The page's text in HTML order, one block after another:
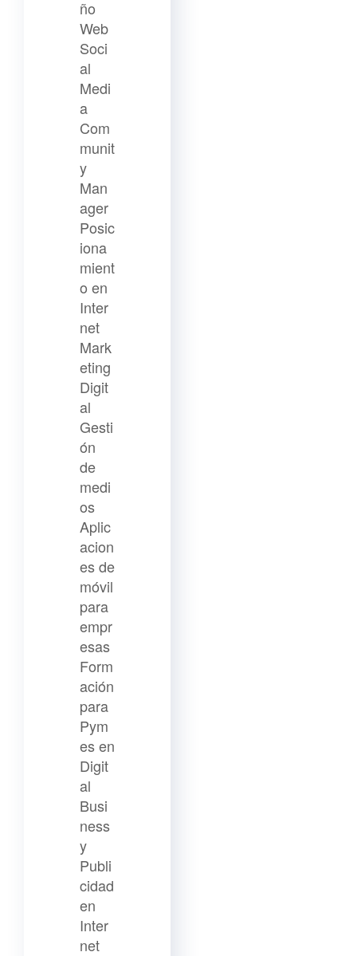
ño
Web
Soci
al
Medi
a
Com
munit
y
Man
ager
Posic
iona
mient
o en
Inter
net
Mark
eting
Digit
al
Gesti
ón
de
medi
os
Aplic
acion
es de
móvil
para
empr
esas
Form
ación
para
Pym
es en
Digit
al
Busi
ness
y
Publi
cidad
en
Inter
net